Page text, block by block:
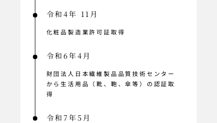
令和4年 11月
化粧品製造業許可証取得
令和6年4月
財団法人日本繊維製品品質技術センター
から生活用品（靴、鞄、傘等）の認証取
得
令和7年5月